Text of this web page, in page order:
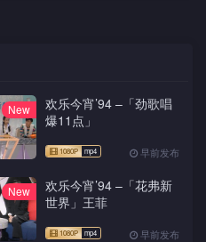
New
欢乐今宵’94 –「劲歌唱
爆11点」
早前发布
New
欢乐今宵’94 –「花弗新
世界」王菲
早前发布